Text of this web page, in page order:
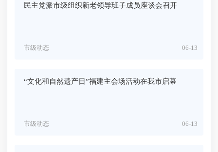
民主党派市级组织新老领导班子成员座谈会召开
06-13
市级动态
“文化和自然遗产日”福建主会场活动在我市启幕
06-13
市级动态